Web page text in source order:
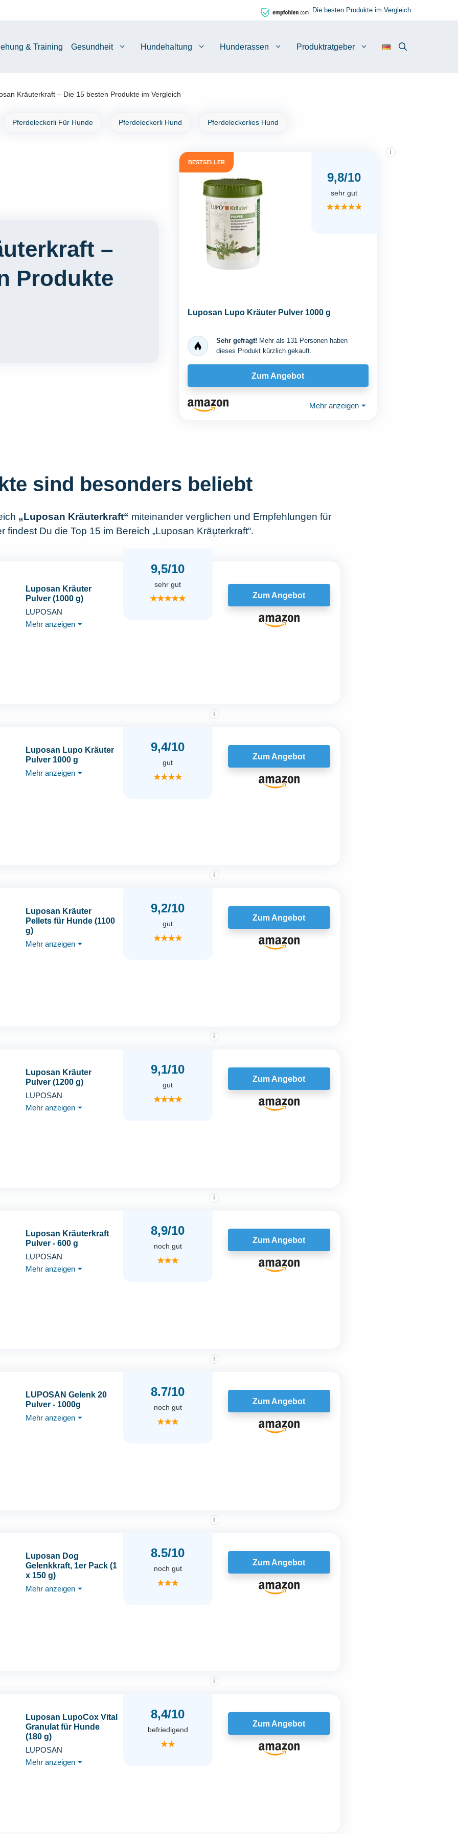
Die besten Produkte im Vergleich
& Training Gesundheit Hundehaltung Hunderassen Produktratgeber
Kräuterkraft – Die 15 besten Produkte im Vergleich
Pferdeleckerli Für Hunde Pferdeleckerli Hund Pferdeleckerlies Hund
–
Produkte
BESTSELLER
9,8/10
i
sehr gut
★★★★★
Luposan Lupo Kräuter Pulver 1000 g
Sehr gefragt! Mehr als 131 Personen haben
dieses Produkt kürzlich gekauft.
Zum Angebot
Mehr anzeigen ⏷
sind besonders beliebt
„Luposan Kräuterkraft“ miteinander verglichen und Empfehlungen für
findest Du die Top 15 im Bereich „Luposan Kräuterkraft“.
Luposan Kräuter
Pulver (1000 g)
LUPOSAN
Mehr anzeigen ⏷
9,5/10
i
sehr gut
★★★★★ Zum Angebot
Luposan Lupo Kräuter
Pulver 1000 g
Mehr anzeigen ⏷
9,4/10
i
gut
★★★★
Zum Angebot
Luposan Kräuter
Pellets für Hunde (1100
g)
Mehr anzeigen ⏷
9,2/10
i
gut
★★★★
Zum Angebot
Luposan Kräuter
Pulver (1200 g)
LUPOSAN
Mehr anzeigen ⏷
9,1/10
i
gut
★★★★
Zum Angebot
Luposan Kräuterkraft
Pulver - 600 g
LUPOSAN
Mehr anzeigen ⏷
8,9/10
i
noch gut
★★★
Zum Angebot
LUPOSAN Gelenk 20
Pulver - 1000g
Mehr anzeigen ⏷
8.7/10
i
noch gut
★★★
Zum Angebot
Luposan Dog
Gelenkkraft, 1er Pack (1
x 150 g)
Mehr anzeigen ⏷
8.5/10
i
noch gut
★★★
Zum Angebot
Luposan LupoCox Vital
Granulat für Hunde
(180 g)
LUPOSAN
Mehr anzeigen ⏷
8,4/10
i
befriedigend
★★
Zum Angebot